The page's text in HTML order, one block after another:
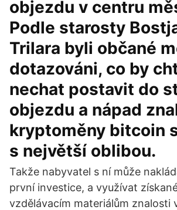
objezdu v centru
Podle starosty
Trilara byli občané
dotazováni, co by
nechat postavit do
objezdu a nápad
kryptoměny bitcoin
s největší oblibou.
Takže nabyvatel s ní může
první investice, a využívat
vzdělávacím materiálům znalosti